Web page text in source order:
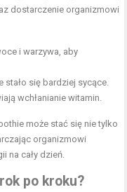
dostarczenie organizmowi
i warzywa, aby
stało się bardziej sycące.
wchłanianie witamin.
może stać się nie tylko
organizmowi
na cały dzień.
po kroku?